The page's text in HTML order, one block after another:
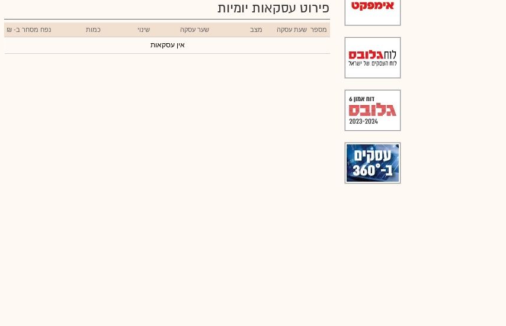
פירוט עסקאות יומיות
מספר שעת עסקה מצב שער עסקה שינוי כמות נפח מסחר ב- ₪
אין עסקאות